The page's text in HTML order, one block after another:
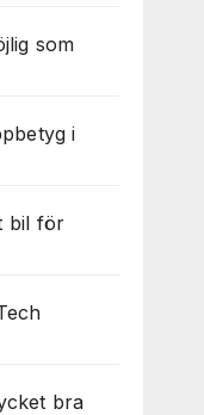
som
i
bil för
bra